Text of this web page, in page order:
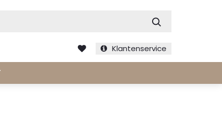
Klantenservice